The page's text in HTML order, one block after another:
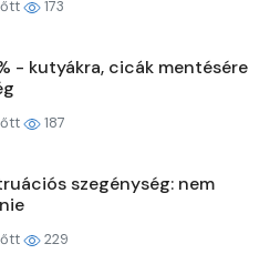
173
- kutyákra, cicák mentésére
187
szegénység: nem
229